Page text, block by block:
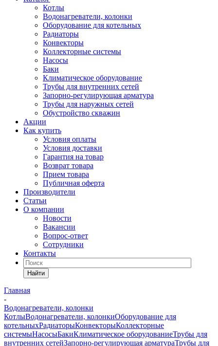
Котлы
Водонагреватели, колонки
Оборудование для котельных
Радиаторы
Конвекторы
Коллекторные системы
Насосы
Баки
Климатическое оборудование
Трубы для внутренних сетей
Запорно-регулирующая арматура
Трубы для наружных сетей
Обустройство скважин
Акции
Как купить
Условия оплаты
Условия доставки
Гарантия на товар
Возврат товара
Прием товара
Публичная оферта
Производители
Статьи
О компании
Новости
Вакансии
Вопрос-ответ
Сотрудники
Контакты
Найти
Главная
-
Водонагреватели, колонки
КотлыВодонагреватели, колонкиОборудование для
котельныхРадиаторыКонвекторыКоллекторные
системыНасосыБакиКлиматическое оборудованиеТрубы для
внутренних сетейЗапорно-регулирующая арматураТрубы для